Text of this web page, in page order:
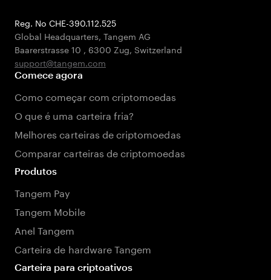
Reg. No CHE-390.112.525
Global Headquarters, Tangem AG
Baarerstrasse 10 , 6300 Zug, Switzerland
support@tangem.com
Comece agora
Como começar com criptomoedas
O que é uma carteira fria?
Melhores carteiras de criptomoedas
Comparar carteiras de criptomoedas
Produtos
Tangem Pay
Tangem Mobile
Anel Tangem
Carteira de hardware Tangem
Carteira para criptoativos